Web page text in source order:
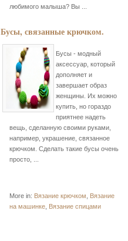
любимого малыша? Вы ...
Бусы, связанные крючком.
Бусы - модный
аксессуар, который
дополняет и
завершает образ
женщины. Их можно
купить, но гораздо
приятнее надеть
вещь, сделанную своими руками,
например, украшение, связанное
крючком. Сделать такие бусы очень
просто, ...
More in: Вязание крючком
Вязание
на машинке Вязание спицами